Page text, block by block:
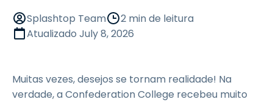
Splashtop Team
2 min de leitura
Atualizado July 8, 2026
Muitas vezes, desejos se tornam realidade! Na
verdade, a Confederation College recebeu muito